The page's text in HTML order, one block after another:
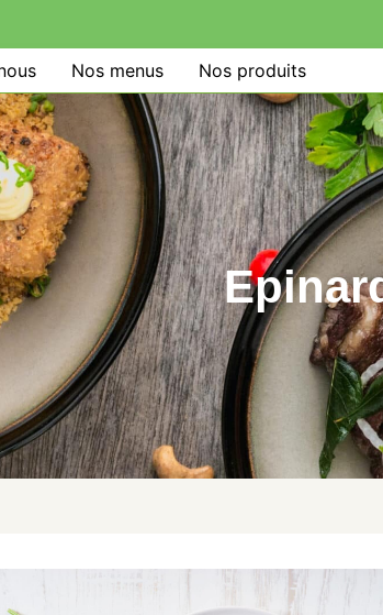
Nos menus Nos produits